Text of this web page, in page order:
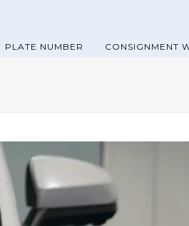
PLATE NUMBER CONSIGNMENT